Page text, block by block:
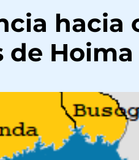
hacia
de Hoima